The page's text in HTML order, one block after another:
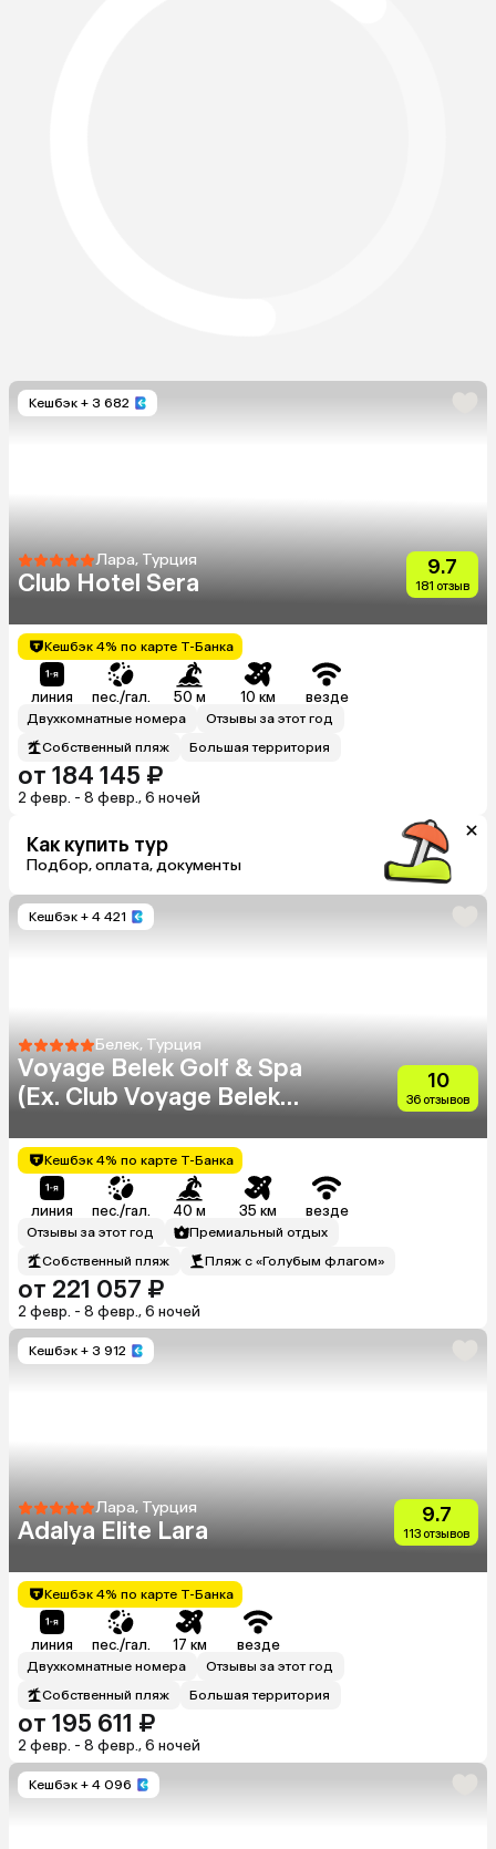
Кешбэк + 3 682
Лара, Турция
Club Hotel Sera
9.7
181 отзыв
Кешбэк 4% по карте Т-Банка
линия пес./гал. 50 м 10 км везде
Двухкомнатные номера
Отзывы за этот год
Собственный пляж
Большая территория
от 184 145 ₽
2 февр. - 8 февр., 6 ночей
Как купить тур
Подбор, оплата, документы
Кешбэк + 4 421
Белек, Турция
Voyage Belek Golf & Spa
(Ex. Club Voyage Belek
10
36 отзывов
Кешбэк 4% по карте Т-Банка
линия пес./гал. 40 м 35 км везде
Отзывы за этот год
Премиальный отдых
Собственный пляж
Пляж с «Голубым флагом»
от 221 057 ₽
2 февр. - 8 февр., 6 ночей
Кешбэк + 3 912
Лара, Турция
Adalya Elite Lara
9.7
113 отзывов
Кешбэк 4% по карте Т-Банка
линия пес./гал. 17 км везде
Двухкомнатные номера
Отзывы за этот год
Собственный пляж
Большая территория
от 195 611 ₽
2 февр. - 8 февр., 6 ночей
Кешбэк + 4 096